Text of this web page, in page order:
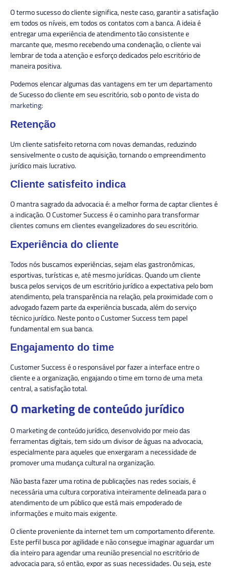
O termo sucesso do cliente significa, neste caso, garantir a satisfação
em todos os níveis, em todos os contatos com a banca. A ideia é
entregar uma experiência de atendimento tão consistente e
marcante que, mesmo recebendo uma condenação, o cliente vai
lembrar de toda a atenção e esforço dedicados pelo escritório de
maneira positiva.
Podemos elencar algumas das vantagens em ter um departamento
de Sucesso do cliente em seu escritório, sob o ponto de vista do
marketing:
Retenção
Um cliente satisfeito retorna com novas demandas, reduzindo
sensivelmente o custo de aquisição, tornando o empreendimento
jurídico mais lucrativo.
Cliente satisfeito indica
O mantra sagrado da advocacia é: a melhor forma de captar clientes é
a indicação. O Customer Success é o caminho para transformar
clientes comuns em clientes evangelizadores do seu escritório.
Experiência do cliente
Todos nós buscamos experiências, sejam elas gastronômicas,
esportivas, turísticas e, até mesmo jurídicas. Quando um cliente
busca pelos serviços de um escritório jurídico a expectativa pelo bom
atendimento, pela transparência na relação, pela proximidade com o
advogado fazem parte da experiência buscada, além do serviço
técnico jurídico. Neste ponto o Customer Success tem papel
fundamental em sua banca.
Engajamento do time
Customer Success é o responsável por fazer a interface entre o
cliente e a organização, engajando o time em torno de uma meta
central, a satisfação total.
O marketing de conteúdo jurídico
O marketing de conteúdo jurídico, desenvolvido por meio das
ferramentas digitais, tem sido um divisor de águas na advocacia,
especialmente para aqueles que enxergaram a necessidade de
promover uma mudança cultural na organização.
Não basta fazer uma rotina de publicações nas redes sociais, é
necessária uma cultura corporativa inteiramente delineada para o
atendimento de um público que está mais empoderado de
informações e muito mais exigente.
O cliente proveniente da internet tem um comportamento diferente.
Este perfil busca por agilidade e não consegue imaginar aguardar um
dia inteiro para agendar uma reunião presencial no escritório de
advocacia para, só então, expor as suas necessidades. Ou seja, este